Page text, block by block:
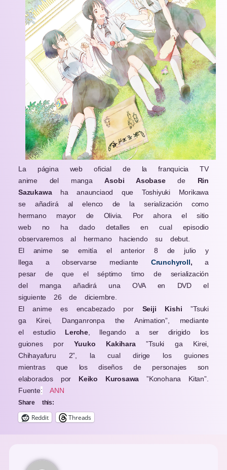
La página web oficial de la franquicia TV
anime del mangaAsobi Asobasede Rin
Sazukawaha anaunciaod que Toshiyuki Morikawa
se añadirá al elenco de la serialización como
hermano mayor de Olivia. Por ahora el sitio
web no ha dado detalles en cual episodio
observaremos al hermano haciendo su debut.
El anime se emitía el anterior 8 de julio y
llega a observarse mediante Crunchyroll, a
pesar de que el séptimo timo de serialización
del manga añadirá una OVA en DVD el
siguiente 26 de diciembre.
El anime es encabezado por Seiji Kishi ”Tsuki
ga Kirei, Danganronpa the Animation”, mediante
el estudio Lerche, llegando a ser dirigido los
guiones porYuuko Kakihara”Tsuki ga Kirei,
Chihayafuru 2”, la cual dirige los guiones
mientras que los diseños de personajes son
elaborados por Keiko Kurosawa ”Konohana Kitan”.
Fuente: ANN
Share this:
Reddit Threads